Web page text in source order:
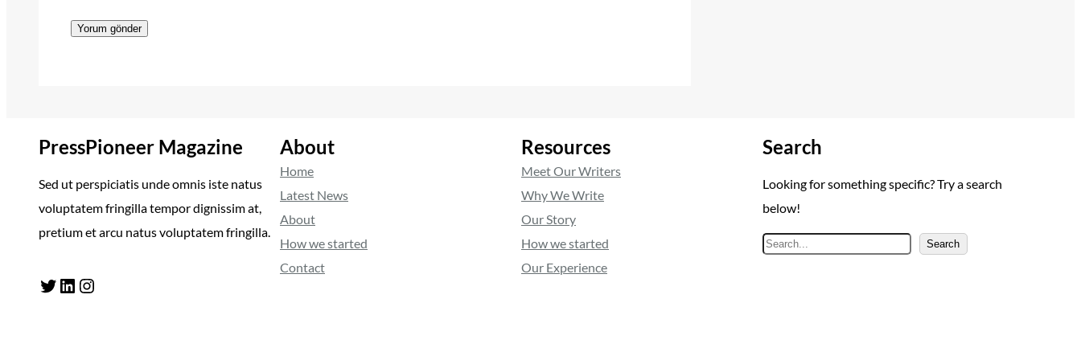
PressPioneer Magazine
Sed ut perspiciatis unde omnis iste natus
voluptatem fringilla tempor dignissim at,
pretium et arcu natus voluptatem fringilla.
Twitter LinkedIn Instagram
About
Home
Latest News
About
How we started
Contact
Resources
Meet Our Writers
Why We Write
Our Story
How we started
Our Experience
Search
Looking for something specific? Try a search
below!
A
Search